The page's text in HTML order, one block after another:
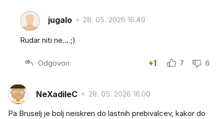
jugalo 28. 05. 2026 16.49
Rudar niti ne… ;)
Odgovori +1 7 6
NeXadileC 28. 05. 2026 16.00
Pa Bruselj je bolj neiskren do lastnih prebivalcev, kakor do